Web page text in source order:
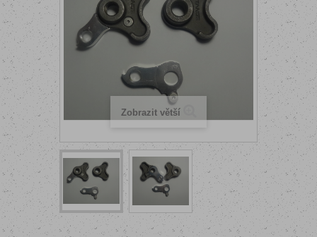
Zobrazit větší